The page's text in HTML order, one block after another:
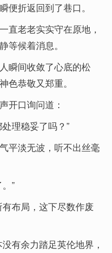
便折返回到了巷口。
直老老实实守在原地，
等候着消息。
瞬间收敛了心底的松
色恭敬又郑重。
开口询问道：
理稳妥了吗？”
平淡无波，听不出丝毫
”
布局，这下尽数作废
有余力踏足英伦地界，